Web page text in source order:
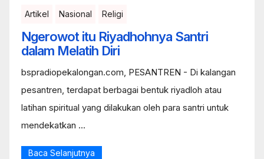
Artikel Nasional Religi
Ngerowot itu Riyadhohnya Santri
dalam Melatih Diri
bspradiopekalongan.com, PESANTREN - Di kalangan
pesantren, terdapat berbagai bentuk riyadloh atau
latihan spiritual yang dilakukan oleh para santri untuk
mendekatkan ...
Baca Selanjutnya